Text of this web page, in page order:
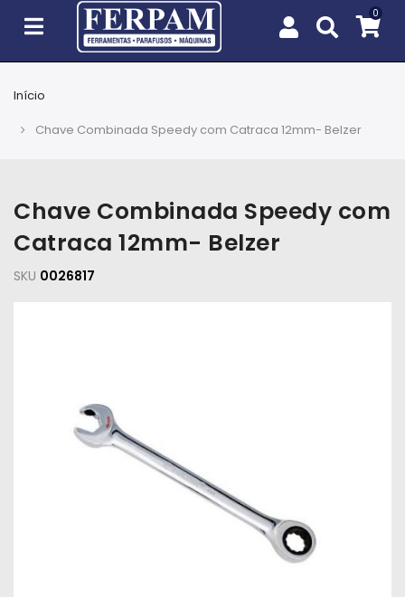
Jardim
EPIs
Fixação
Máquinas
Iluminação
Início
Chave Combinada Speedy com Catraca 12mm- Belzer
Chave Combinada Speedy com
Catraca 12mm- Belzer
SKU 0026817